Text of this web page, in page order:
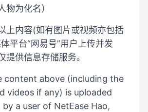
物为化名）
上内容(如有图片或视频亦包括
平台“网易号”用户上传并发
提供信息存储服务。
content above (including the
videos if any) is uploaded
a user of NetEase Hao,